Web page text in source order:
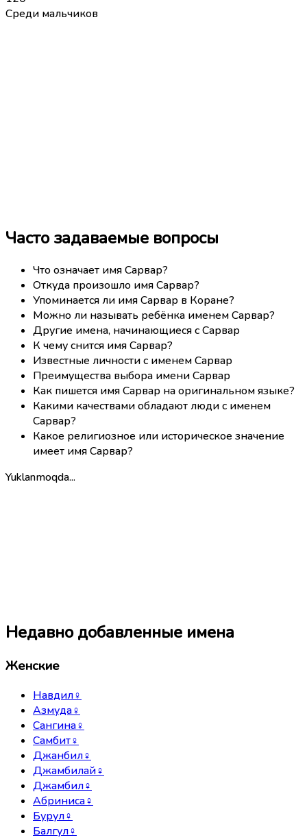
Среди мальчиков
Часто задаваемые вопросы
Что означает имя Сарвар?
Откуда произошло имя Сарвар?
Упоминается ли имя Сарвар в Коране?
Можно ли называть ребёнка именем Сарвар?
Другие имена, начинающиеся с Сарвар
К чему снится имя Сарвар?
Известные личности с именем Сарвар
Преимущества выбора имени Сарвар
Как пишется имя Сарвар на оригинальном языке?
Какими качествами обладают люди с именем
Сарвар?
Какое религиозное или историческое значение
имеет имя Сарвар?
Yuklanmoqda...
Недавно добавленные имена
Женские
Навдил♀
Азмуда♀
Сангина♀
Самбит♀
Джанбил♀
Джамбилай♀
Джамбил♀
Абриниса♀
Бурул♀
Балгул♀